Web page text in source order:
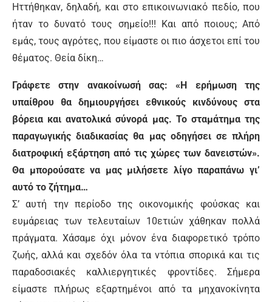
Ηττήθηκαν, δηλαδή, και στο επικοινωνιακό πεδίο, που
ήταν το δυνατό τους σημείο!!! Και από ποιους; Από
εμάς, τους αγρότες, που είμαστε οι πιο άσχετοι επί του
θέματος. Θεία δίκη…
Γράφετε στην ανακοίνωσή σας: «Η ερήμωση της
υπαίθρου θα δημιουργήσει εθνικούς κινδύνους στα
βόρεια και ανατολικά σύνορά μας. Το σταμάτημα της
παραγωγικής διαδικασίας θα μας οδηγήσει σε πλήρη
διατροφική εξάρτηση από τις χώρες των δανειστών».
Θα μπορούσατε να μας μιλήσετε λίγο παραπάνω γι’
αυτό το ζήτημα…
Σ’ αυτή την περίοδο της οικονομικής φούσκας και
ευμάρειας των τελευταίων 10ετιών χάθηκαν πολλά
πράγματα. Χάσαμε όχι μόνον ένα διαφορετικό τρόπο
ζωής, αλλά και σχεδόν όλα τα ντόπια σπορικά και τις
παραδοσιακές καλλιεργητικές φροντίδες. Σήμερα
είμαστε πλήρως εξαρτημένοι από τα μηχανοκίνητα